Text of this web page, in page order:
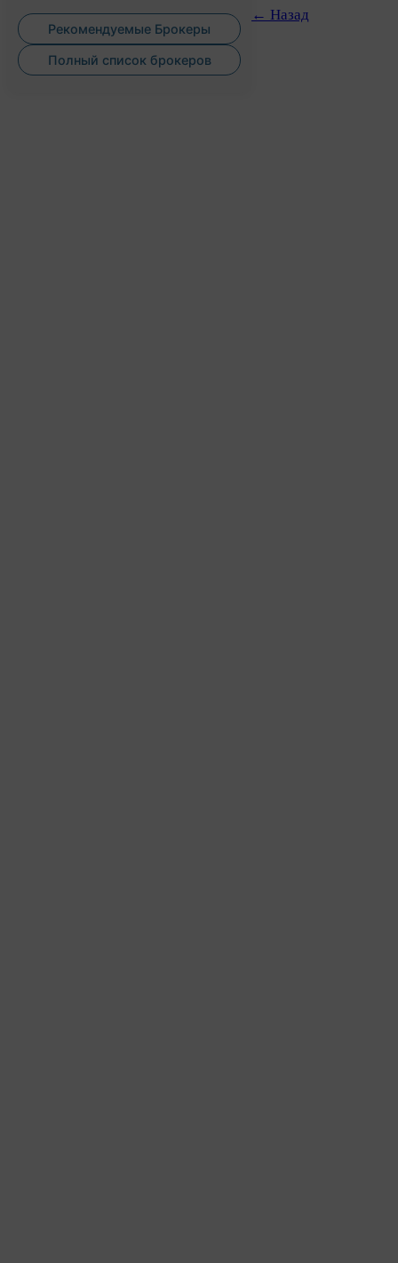
Рекомендуемые Брокеры
Полный список брокеров
← Назад